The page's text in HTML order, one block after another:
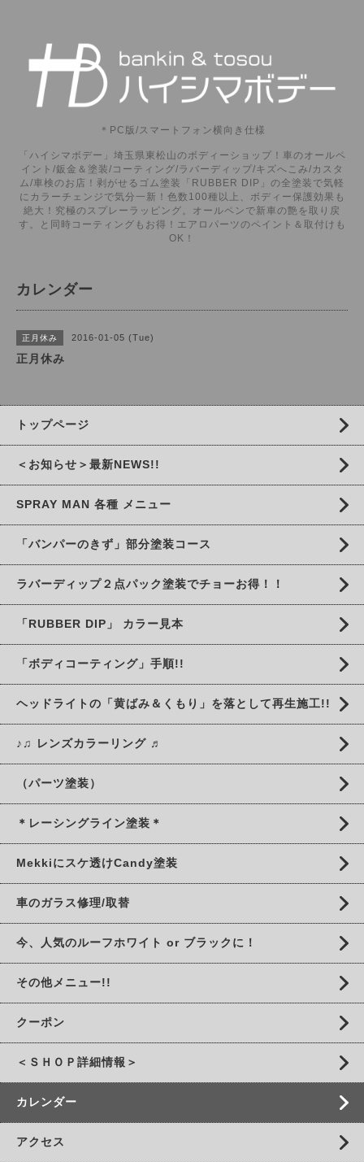
＊PC版/スマートフォン横向き仕様
「ハイシマボデー」埼玉県東松山のボディーショップ！車のオールペ
イント/鈑金＆塗装/コーティング/ラバーディップ/キズへこみ/カスタ
ム/車検のお店！剥がせるゴム塗装「RUBBER DIP」の全塗装で気軽
にカラーチェンジで気分一新！色数100種以上、ボディー保護効果も
絶大！究極のスプレーラッピング。オールペンで新車の艶を取り戻
す。と同時コーティングもお得！エアロパーツのペイント＆取付けも
OK！
カレンダー
正月休み 2016-01-05 (Tue)
正月休み
トップページ
＜お知らせ＞最新NEWS!!
SPRAY MAN 各種 メニュー
「バンパーのきず」部分塗装コース
ラバーディップ２点パック塗装でチョーお得！！
「RUBBER DIP」 カラー見本
「ボディコーティング」手順!!
ヘッドライトの「黄ばみ＆くもり」を落として再生施工!!
♪♫ レンズカラーリング ♬
（パーツ塗装）
＊レーシングライン塗装＊
Mekkiにスケ透けCandy塗装
車のガラス修理/取替
今、人気のルーフホワイト or ブラックに！
その他メニュー!!
クーポン
＜ＳＨＯＰ詳細情報＞
カレンダー
アクセス